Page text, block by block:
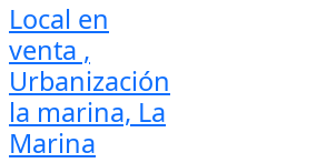
Local en
venta ,
Urbanización
la marina, La
Marina